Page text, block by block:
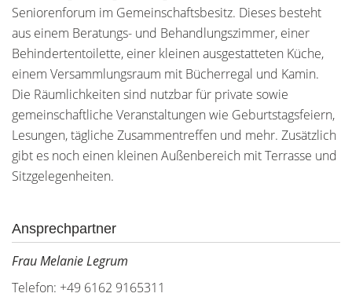
Seniorenforum im Gemeinschaftsbesitz. Dieses besteht
aus einem Beratungs- und Behandlungszimmer, einer
Behindertentoilette, einer kleinen ausgestatteten Küche,
einem Versammlungsraum mit Bücherregal und Kamin.
Die Räumlichkeiten sind nutzbar für private sowie
gemeinschaftliche Veranstaltungen wie Geburtstagsfeiern,
Lesungen, tägliche Zusammentreffen und mehr. Zusätzlich
gibt es noch einen kleinen Außenbereich mit Terrasse und
Sitzgelegenheiten.
Ansprechpartner
Frau Melanie Legrum
Telefon: +49 6162 9165311